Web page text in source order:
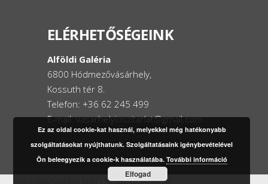
ELÉRHETŐSÉGEINK
Alföldi Galéria
6800 Hódmezővásárhely,
Kossuth tér 8.
Telefon: +36 62 245 499
E-mail: vasarhelyioszitarlat@gmail.com
2016 © Vásárhelyi Őszi Tárlat | Minden jog fenntartva!
Ez az oldal cookie-kat használ, melyekkel még hatékonyabb
szolgáltatásokat nyújthatunk. Szolgáltatásaink igénybevételével
Ön beleegyezik a cookie-k használatába. További információ
Elfogad